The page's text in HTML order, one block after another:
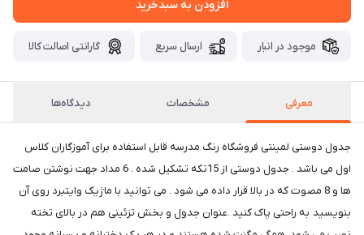
افزودن به سبدخرید
موجود در انبار ارسال سریع گارانتی اصالت کالا
معرفی مشخصات دیدگاه‌ها
جدول دوستی لمینتی فروشگاه رنگ مدرسه قابل استفاده برای آموزگاران کلاس
اول می باشد . جدول دوستی از 15تکه تشکیل شده . 6 مداد جهت نوشتن صامت
ها و 8 مصوت که در بالا قرار داده می شود . می توانید با ماژیک وایتبرد روی آن
بنویسید به راحتی پاک کنید .عنوان جدول و بخش تزئینی هم در بالای تخته